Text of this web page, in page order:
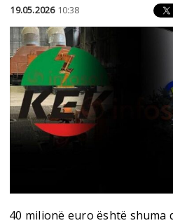
19.05.2026 10:38
40 milionë euro është shuma